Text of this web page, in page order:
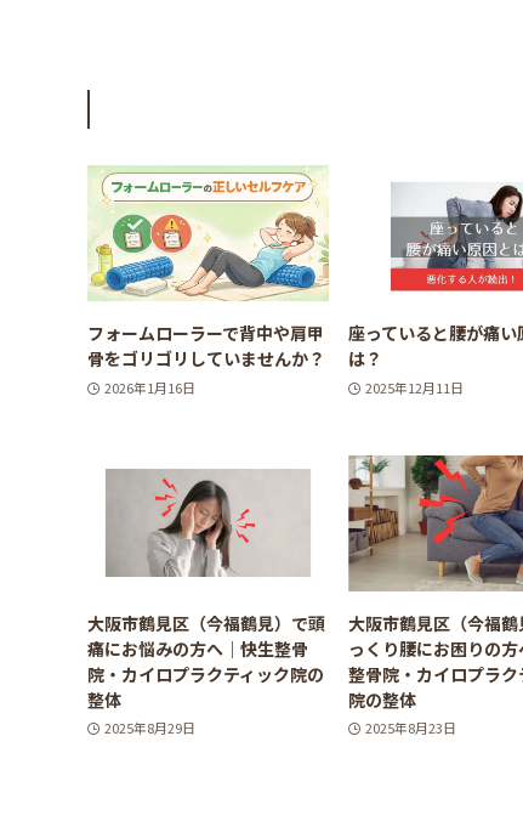
フォームローラーで背中や肩甲
骨をゴリゴリしていませんか？
2026年1月16日
座っていると腰が痛い
は？
2025年12月11日
大阪市鶴見区（今福鶴見）で頭
痛にお悩みの方へ｜快生整骨
院・カイロプラクティック院の
整体
2025年8月29日
大阪市鶴見区（今福
っくり腰にお困りの
整骨院・カイロプラク
院の整体
2025年8月23日